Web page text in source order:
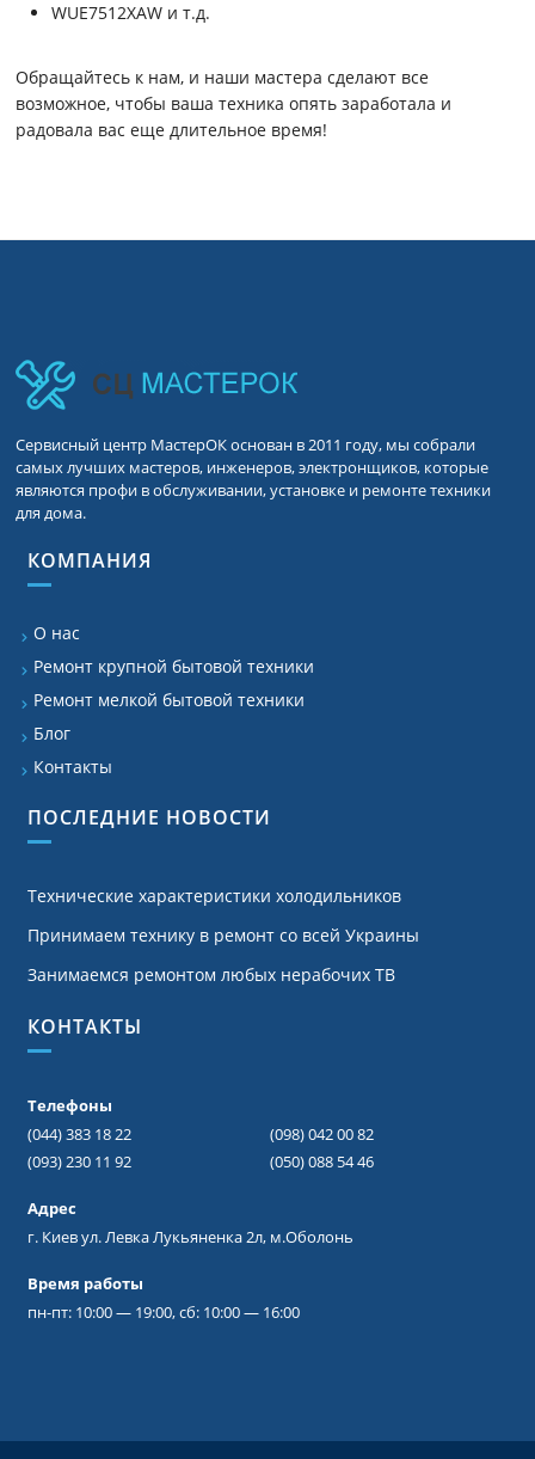
WUE7512XAW и т.д.
Обращайтесь к нам, и наши мастера сделают все
возможное, чтобы ваша техника опять заработала и
радовала вас еще длительное время!
Сервисный центр МастерОК основан в 2011 году, мы собрали
самых лучших мастеров, инженеров, электронщиков, которые
являются профи в обслуживании, установке и ремонте техники
для дома.
КОМПАНИЯ
О нас
Ремонт крупной бытовой техники
Ремонт мелкой бытовой техники
Блог
Контакты
ПОСЛЕДНИЕ НОВОСТИ
Технические характеристики холодильников
Принимаем технику в ремонт со всей Украины
Занимаемся ремонтом любых нерабочих ТВ
КОНТАКТЫ
Телефоны
(044) 383 18 22
(098) 042 00 82
(093) 230 11 92
(050) 088 54 46
Адрес
г. Киев ул. Левка Лукьяненка 2л, м.Оболонь
Время работы
пн-пт: 10:00 — 19:00, сб: 10:00 — 16:00